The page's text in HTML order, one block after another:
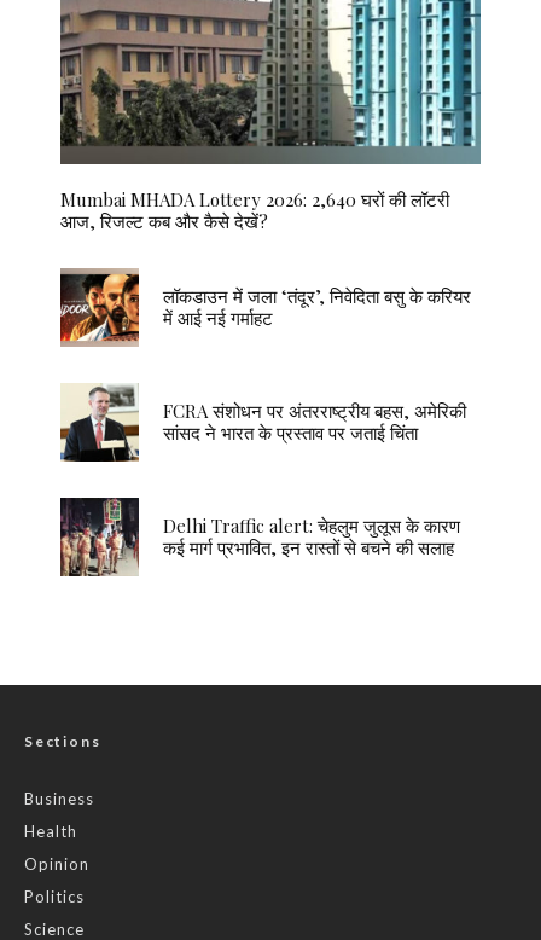
Mumbai MHADA Lottery 2026: 2,640 घरों की लॉटरी
आज, रिजल्ट कब और कैसे देखें?
लॉकडाउन में जला ‘तंदूर’, निवेदिता बसु के करियर
में आई नई गर्माहट
FCRA संशोधन पर अंतरराष्ट्रीय बहस, अमेरिकी
सांसद ने भारत के प्रस्ताव पर जताई चिंता
Delhi Traffic alert: चेहलुम जुलूस के कारण
कई मार्ग प्रभावित, इन रास्तों से बचने की सलाह
Sections
Business
Health
Opinion
Politics
Science